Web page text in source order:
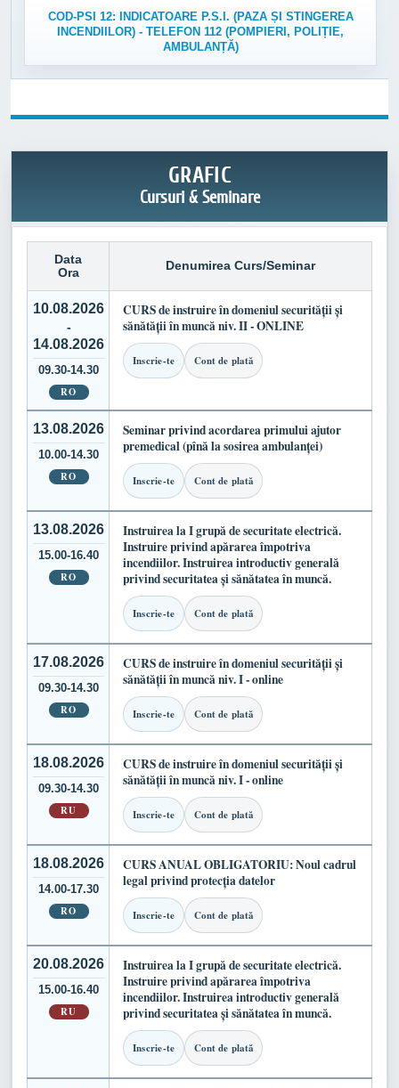
COD-PSI 12: INDICATOARE P.S.I. (PAZA ȘI STINGEREA
INCENDIILOR) - TELEFON 112 (POMPIERI, POLIȚIE,
AMBULANȚĂ)
GRAFIC
Cursuri & Seminare
Data
Ora
Denumirea Curs/Seminar
10.08.2026
-
14.08.2026
09.30-14.30
RO
CURS de instruire în domeniul securității și
sănătății în muncă niv. II - ONLINE
Inscrie-te Cont de plată
13.08.2026
10.00-14.30
RO
Seminar privind acordarea primului ajutor
premedical (pînă la sosirea ambulanței)
Inscrie-te Cont de plată
13.08.2026
15.00-16.40
RO
Instruirea la I grupă de securitate electrică.
Instruire privind apărarea împotriva
incendiilor. Instruirea introductiv generală
privind securitatea și sănătatea în muncă.
Inscrie-te Cont de plată
17.08.2026
09.30-14.30
RO
CURS de instruire în domeniul securității și
sănătății în muncă niv. I - online
Inscrie-te Cont de plată
18.08.2026
09.30-14.30
RU
CURS de instruire în domeniul securității și
sănătății în muncă niv. I - online
Inscrie-te Cont de plată
18.08.2026
14.00-17.30
RO
CURS ANUAL OBLIGATORIU: Noul cadrul
legal privind protecția datelor
Inscrie-te Cont de plată
20.08.2026
15.00-16.40
RU
Instruirea la I grupă de securitate electrică.
Instruire privind apărarea împotriva
incendiilor. Instruirea introductiv generală
privind securitatea și sănătatea în muncă.
Inscrie-te Cont de plată